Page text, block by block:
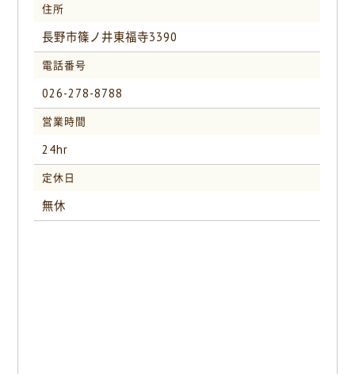
住所
長野市篠ノ井東福寺3390
電話番号
026-278-8788
営業時間
24hr
定休日
無休